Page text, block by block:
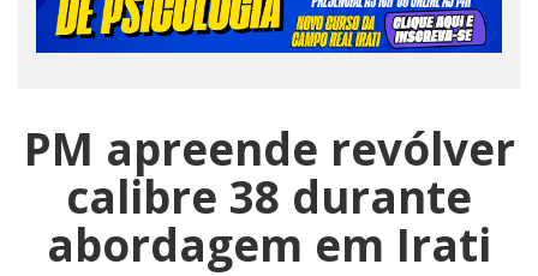
PM apreende revólver
calibre 38 durante
abordagem em Irati